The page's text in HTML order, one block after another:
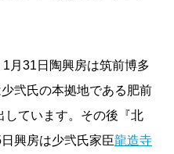
月31日陶興房は筑前博多
弐氏の本拠地である肥前
しています。その後『北
興房は少弐氏家臣龍造寺